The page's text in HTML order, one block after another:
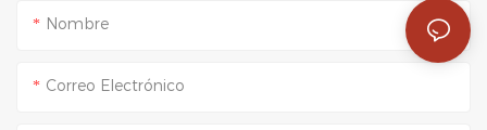
Nombre
Correo Electrónico